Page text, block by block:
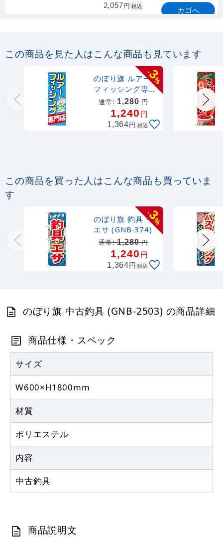
2,057円 税込 カゴへ
1.6～3m 伸縮式 緑 (30537GRN)
税抜
売り切れ中
購入不可
定番のぼり竿 オリジナルのぼりポール
1.6～3m 伸縮式 水色 (30537SBL)
定番のぼり竿 オリジナルのぼりポール
367円 税抜
403
カゴへ
2,552円 税込
この商品を見た人はこんな商品も見ています
-
3
%
のぼり旗 ルアー
フィッシング専門
店 (GNB-2498)
通常:1,280円
1,240円
1,364円 税込
この商品を買った人はこんな商品も買っていま
す
-
3
%
のぼり旗 釣具・
エサ (GNB-374)
通常:1,280円
1,240円
1,364円 税込
のぼり旗 中古釣具 (GNB-2503) の商品詳細
商品仕様・スペック
サイズ
W600×H1800mm
材質
ポリエステル
内容
中古釣具
商品説明文